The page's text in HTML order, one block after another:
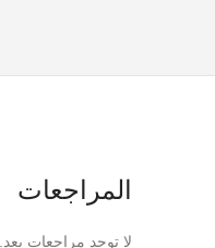
المراجعات
لا توجد مراجعات بعد.